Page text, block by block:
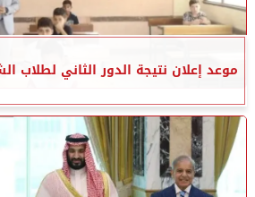
موعد إعلان نتيجة الدور الثاني لطلاب